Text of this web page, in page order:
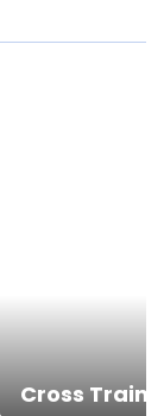
Cross